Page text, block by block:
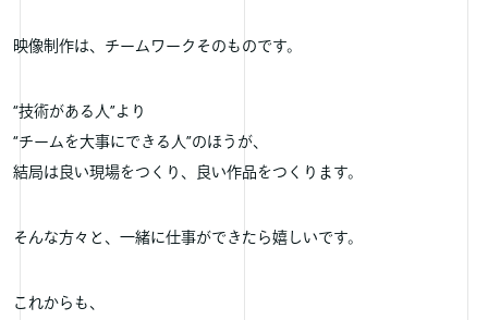
映像制作は、チームワークそのものです。
“技術がある人”より
“チームを大事にできる人”のほうが、
結局は良い現場をつくり、良い作品をつくります。
そんな方々と、一緒に仕事ができたら嬉しいです。
これからも、